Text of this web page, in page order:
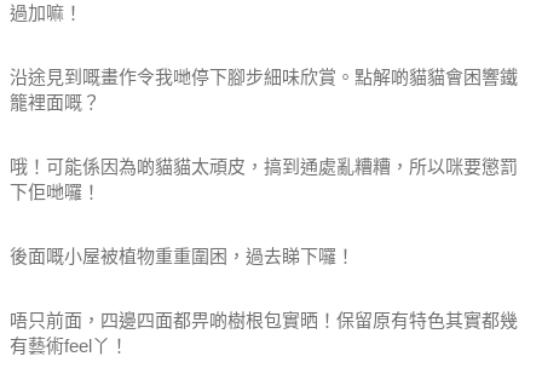
過加嘛！
沿途見到嘅畫作令我哋停下腳步細味欣賞。點解啲貓貓會困響鐵
籠裡面嘅？
哦！可能係因為啲貓貓太頑皮，搞到通處亂糟糟，所以咪要懲罰
下佢哋囉！
後面嘅小屋被植物重重圍困，過去睇下囉！
唔只前面，四邊四面都畀啲樹根包實晒！保留原有特色其實都幾
有藝術feel丫！